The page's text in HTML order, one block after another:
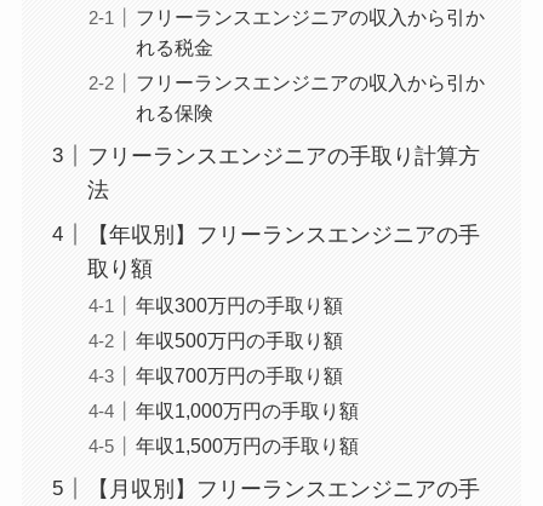
フリーランスエンジニアの収入から引か
れる税金
フリーランスエンジニアの収入から引か
れる保険
フリーランスエンジニアの手取り計算方
法
【年収別】フリーランスエンジニアの手
取り額
年収300万円の手取り額
年収500万円の手取り額
年収700万円の手取り額
年収1,000万円の手取り額
年収1,500万円の手取り額
【月収別】フリーランスエンジニアの手